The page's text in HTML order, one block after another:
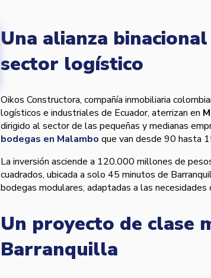
Una alianza
sector logístico
Oikos Constructora, compañía inmobiliaria
logísticos e industriales de Ecuador, aterrizan en
dirigido al sector de las pequeñas y medianas
bodegas en Malambo que van desde 90 hasta
La inversión asciende a 120.000 millones de
cuadrados, ubicada a solo 45 minutos de
bodegas modulares, adaptadas a las necesidades
Un proyecto de clase
Barranquilla